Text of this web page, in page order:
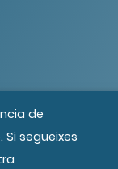
de
segueixes